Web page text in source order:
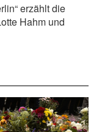
erzählt die
Hahm und